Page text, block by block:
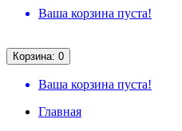
Ваша корзина пуста!
Корзина: 0
Ваша корзина пуста!
Главная